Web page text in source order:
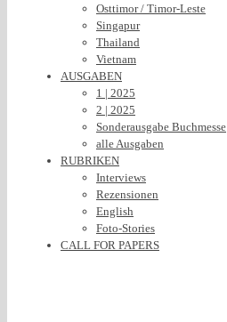
Osttimor / Timor-Leste
Singapur
Thailand
Vietnam
AUSGABEN
1 | 2025
2 | 2025
Sonderausgabe Buchmesse
alle Ausgaben
RUBRIKEN
Interviews
Rezensionen
English
Foto-Stories
CALL FOR PAPERS